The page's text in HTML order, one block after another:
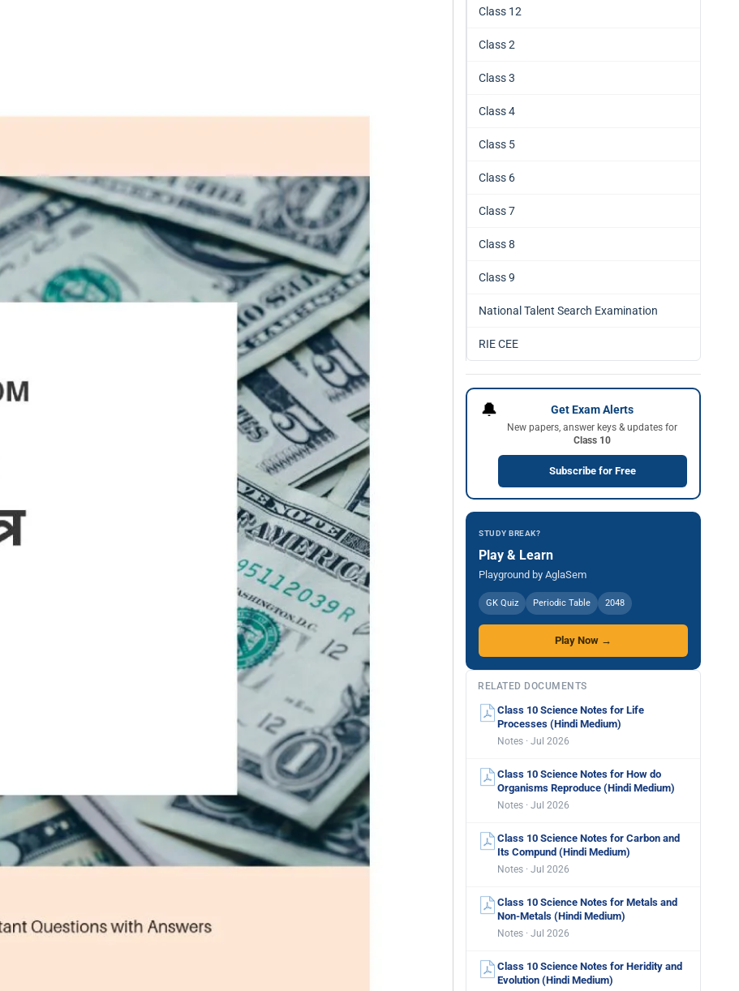
Class 12
Class 2
Class 3
Class 4
Class 5
Class 6
Class 7
Class 8
Class 9
National Talent Search Examination
RIE CEE
🔔 Get Exam Alerts
New papers, answer keys & updates for
Class 10
Subscribe for Free
STUDY BREAK?
Play & Learn
Playground by AglaSem
GK Quiz Periodic Table 2048
Play Now →
RELATED DOCUMENTS
Class 10 Science Notes for Life
Processes (Hindi Medium)
Notes · Jul 2026
Class 10 Science Notes for How do
Organisms Reproduce (Hindi Medium)
Notes · Jul 2026
Class 10 Science Notes for Carbon and
Its Compund (Hindi Medium)
Notes · Jul 2026
Class 10 Science Notes for Metals and
Non-Metals (Hindi Medium)
Notes · Jul 2026
Class 10 Science Notes for Heridity and
Evolution (Hindi Medium)